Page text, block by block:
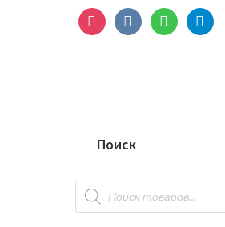
instagramvkontaktewhatsapp
Поиск
Поиск
товаров